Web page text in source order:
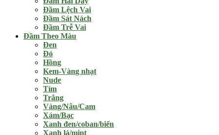
Đầm Lệch Vai
Đầm Sát Nách
Đầm Trễ Vai
Đầm Theo Màu
Đen
Đỏ
Hồng
Kem-Vàng nhạt
Nude
Tím
Trắng
Vàng/Nâu/Cam
Xám/Bạc
Xanh đen/coban/biển
Xanh lá/mint